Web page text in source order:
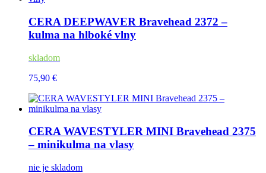
CERA DEEPWAVER Bravehead 2372 –
kulma na hlboké vlny
skladom
75,90 €
CERA WAVESTYLER MINI Bravehead 2375
– minikulma na vlasy
nie je skladom